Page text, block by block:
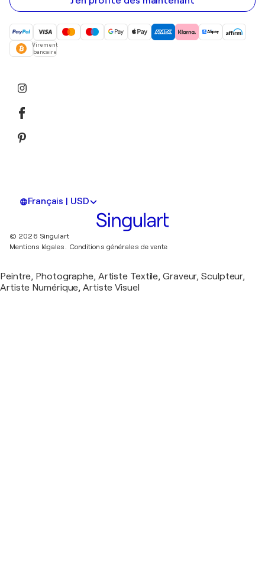
Virement
bancaire
Français | USD
© 2026 Singulart
Mentions légales. Conditions générales de vente
Peintre, Photographe, Artiste Textile, Graveur, Sculpteur,
Artiste Numérique, Artiste Visuel